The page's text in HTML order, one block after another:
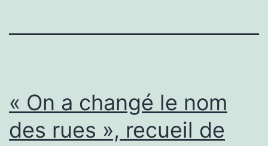
« On a changé le nom
des rues », recueil de